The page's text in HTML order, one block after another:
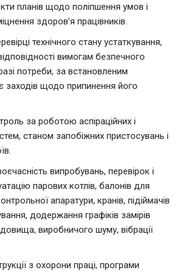
планів щодо поліпшення умов і
здоров’я працівників.
технічного стану устаткування,
вимогам безпечного
потреби, за встановленим
щодо припинення його
за роботою аспіраційних і
станом запобіжних пристосувань і
випробувань, перевірок і
парових котлів, балонів для
апаратури, кранів, підіймачів
додержання графіків замірів
виробничого шуму, вібрації
з охорони праці, програми